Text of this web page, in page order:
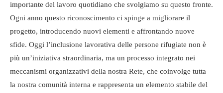
importante del lavoro quotidiano che svolgiamo su questo fronte.
Ogni anno questo riconoscimento ci spinge a migliorare il
progetto, introducendo nuovi elementi e affrontando nuove
sfide. Oggi l’inclusione lavorativa delle persone rifugiate non è
più un’iniziativa straordinaria, ma un processo integrato nei
meccanismi organizzativi della nostra Rete, che coinvolge tutta
la nostra comunità interna e rappresenta un elemento stabile del